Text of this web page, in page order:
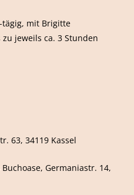
tägig, mit Brigitte
jeweils ca. 3 Stunden
63, 34119 Kassel
Germaniastr. 14,